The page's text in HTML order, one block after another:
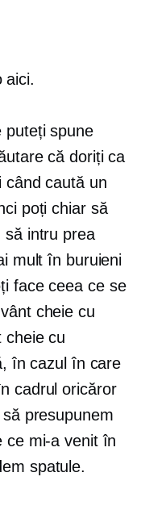
aici.
puteți spune
că doriți ca
când caută un
poți chiar să
să intru prea
mult în buruieni
face ceea ce se
cheie cu
cheie cu
în cazul în care
cadrul oricăror
presupunem
ce mi-a venit în
spatule.